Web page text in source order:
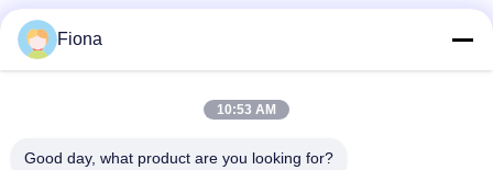
原料の甲革のためのひどい透磁率計の革試験機4グループの、6
ディジットの表示LCD
Fiona
10:53 AM
Good day, what product are you looking for?